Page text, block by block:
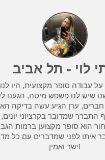
לוי - תל אביב
עבודה סופר מקצועית, היו לנו
שיש לנו פשפש מיטה, הגענו
חברים, ערן הגיע עשה בדיקה
התברר שמדובר בקרציוני
הוא סופר מקצוען ברמות
איתו לפני שמדברים עם כל
ישר ואמין!